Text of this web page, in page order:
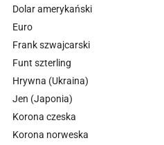
Dolar amerykański
Euro
Frank szwajcarski
Funt szterling
Hrywna (Ukraina)
Jen (Japonia)
Korona czeska
Korona norweska